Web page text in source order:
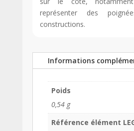
représenter des
constructions.
Informations
Poids
0,54 g
Référence élément